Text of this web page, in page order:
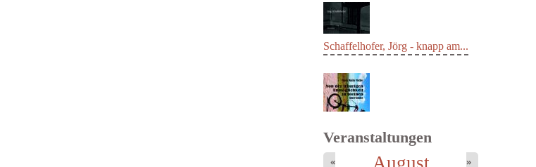
Schaffelhofer, Jörg - knapp am...
Veranstaltungen
August
« »